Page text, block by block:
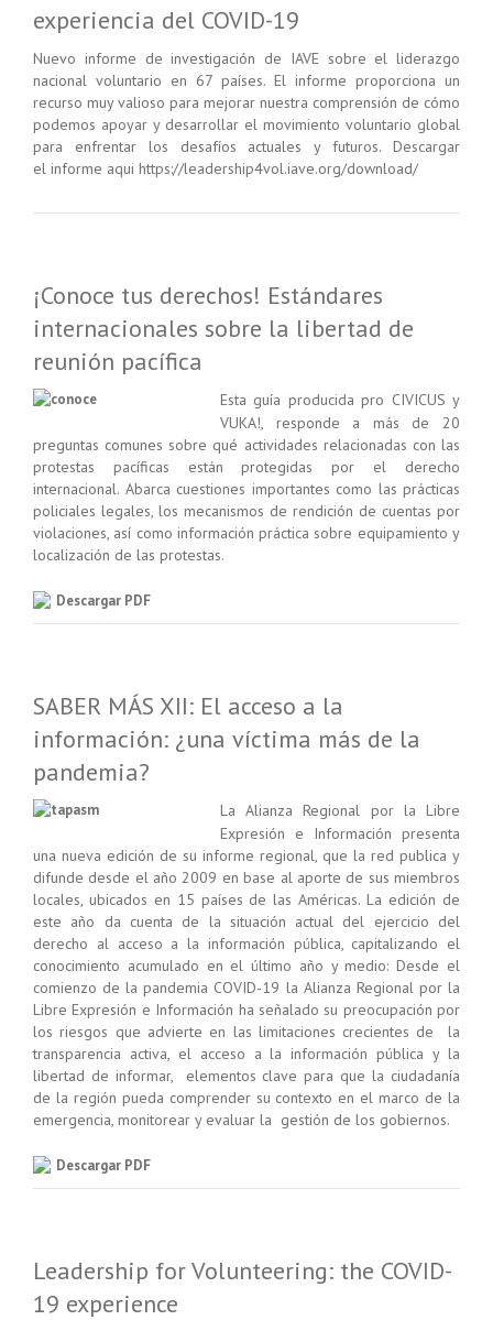
experiencia del COVID-19
Nuevo informe de investigación de IAVE sobre el liderazgo
nacional voluntario en 67 países. El informe proporciona un
recurso muy valioso para mejorar nuestra comprensión de cómo
podemos apoyar y desarrollar el movimiento voluntario global
para enfrentar los desafíos actuales y futuros. Descargar
el informe aqui https://leadership4vol.iave.org/download/
¡Conoce tus derechos! Estándares
internacionales sobre la libertad de
reunión pacífica
Esta guía producida pro CIVICUS y
VUKA!, responde a más de 20
preguntas comunes sobre qué actividades relacionadas con las
protestas pacíficas están protegidas por el derecho
internacional. Abarca cuestiones importantes como las prácticas
policiales legales, los mecanismos de rendición de cuentas por
violaciones, así como información práctica sobre equipamiento y
localización de las protestas.
Descargar PDF
SABER MÁS XII: El acceso a la
información: ¿una víctima más de la
pandemia?
La Alianza Regional por la Libre
Expresión e Información presenta
una nueva edición de su informe regional, que la red publica y
difunde desde el año 2009 en base al aporte de sus miembros
locales, ubicados en 15 países de las Américas. La edición de
este año da cuenta de la situación actual del ejercicio del
derecho al acceso a la información pública, capitalizando el
conocimiento acumulado en el último año y medio: Desde el
comienzo de la pandemia COVID-19 la Alianza Regional por la
Libre Expresión e Información ha señalado su preocupación por
los riesgos que advierte en las limitaciones crecientes de la
transparencia activa, el acceso a la información pública y la
libertad de informar, elementos clave para que la ciudadanía
de la región pueda comprender su contexto en el marco de la
emergencia, monitorear y evaluar la gestión de los gobiernos.
Descargar PDF
Leadership for Volunteering: the COVID-
19 experience